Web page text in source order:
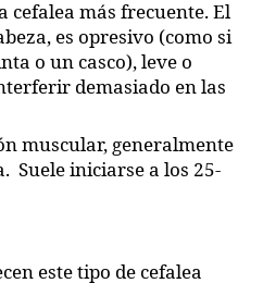
cefalea más frecuente. El
es opresivo (como si
o un casco), leve o
demasiado en las
muscular, generalmente
Suele iniciarse a los 25-
este tipo de cefalea